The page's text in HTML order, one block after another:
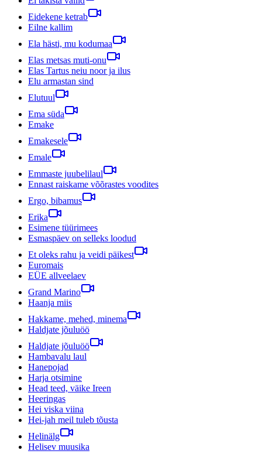
Eidekene ketrab
Eilne kallim
Ela hästi, mu kodumaa
Elas metsas muti-onu
Elas Tartus neiu noor ja ilus
Elu armastan sind
Elutuul
Ema süda
Emake
Emakesele
Emale
Emmaste juubelilaul
Ennast raiskame võõrastes voodites
Ergo, bibamus
Erika
Esimene tüürimees
Esmaspäev on selleks loodud
Et oleks rahu ja veidi päikest
Euromais
EÜE allveelaev
Grand Marino
Haanja miis
Hakkame, mehed, minema
Haldjate jõuluöö
Haldjate jõuluöö
Hambavalu laul
Hanepojad
Harja otsimine
Head teed, väike Ireen
Heeringas
Hei viska viina
Hei-jah meil tuleb tõusta
Helinälg
Helisev muusika